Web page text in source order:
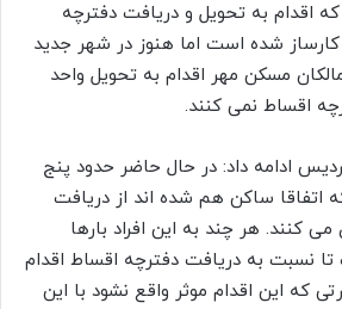
اقدام به تحویل و دریافت دفترچه
کارساز شده است اما هنوز در شهر جدید
مسکن مهر اقدام به تحویل واحد
اقساط نمی کنند.
ادامه داد: در حال حاضر حدود پنج
اتفاقا ساکن هم شده اند از دریافت
کنند. هر چند به این افراد بارها
نسبت به دریافت دفترچه اقساط اقدام
که این اقدام موثر واقع نشود با این